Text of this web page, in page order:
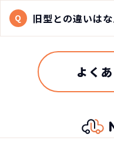
Q 旧型との違いは
よく